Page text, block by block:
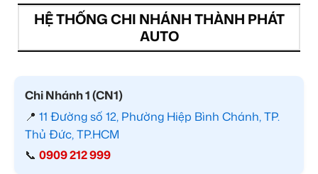
HỆ THỐNG CHI NHÁNH THÀNH PHÁT
AUTO
Chi Nhánh 1 (CN1)
📍 11 Đường số 12, Phường Hiệp Bình Chánh, TP.
Thủ Đức, TP.HCM
📞 0909 212 999